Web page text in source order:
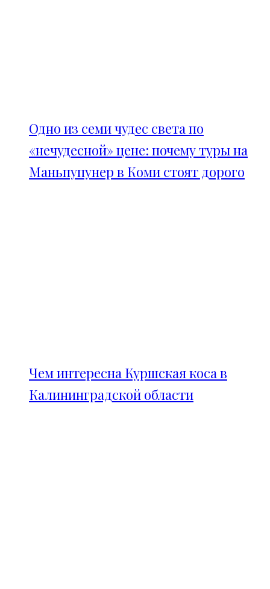
Одно из семи чудес света по
«нечудесной» цене: почему туры на
Маньпупунер в Коми стоят дорого
Чем интересна Куршская коса в
Калининградской области